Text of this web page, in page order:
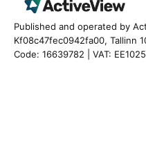
Published and operated by
Kf08c47fec0942fa00, Tallinn
Code: 16639782 | VAT: